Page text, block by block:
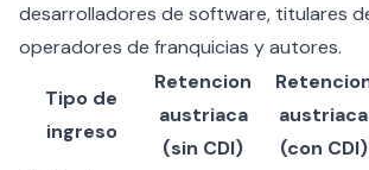
desarrolladores de software, titulares
operadores de franquicias y autores.
Tipo de
ingreso
Retencion
austriaca
(sin CDI)
austriaca
(con CDI)